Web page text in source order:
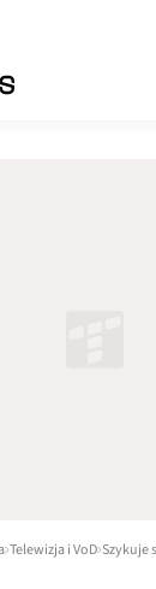
Telewizja i VoD